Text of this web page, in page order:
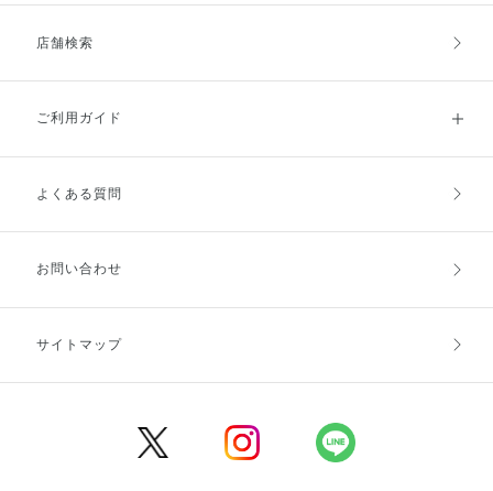
店舗検索
ご利用ガイド
ご利用ガイドトップ
お支払方法
キャンセル・返品・交換
よくある質問
お問い合わせ
サイトマップ